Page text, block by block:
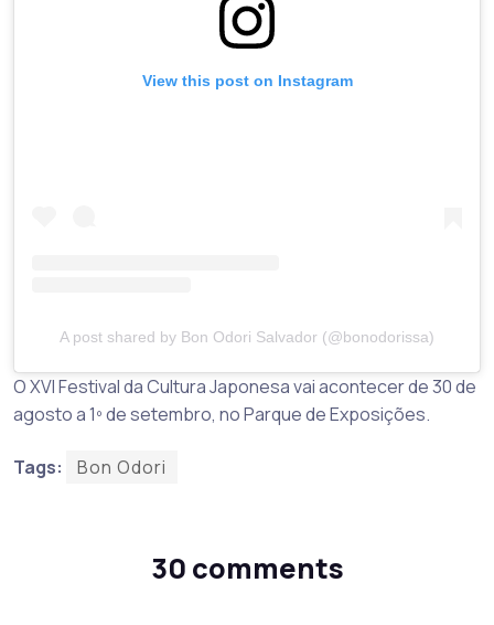
View this post on Instagram
A post shared by Bon Odori Salvador (@bonodorissa)
O XVI Festival da Cultura Japonesa vai acontecer de 30 de
agosto a 1º de setembro, no Parque de Exposições.
Tags: Bon Odori
30 comments